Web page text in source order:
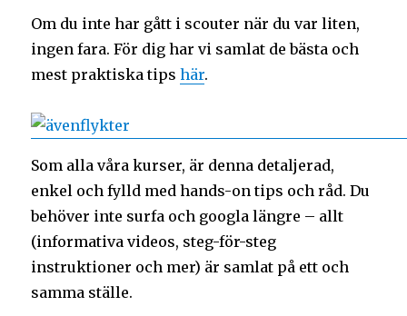
Om du inte har gått i scouter när du var liten,
ingen fara. För dig har vi samlat de bästa och
mest praktiska tipshär.
Som alla våra kurser, är denna detaljerad,
enkel och fylld med hands-on tips och råd. Du
behöver inte surfa och googla längre – allt
(informativa videos, steg-för-steg
instruktioner och mer) är samlat på ett och
samma ställe.